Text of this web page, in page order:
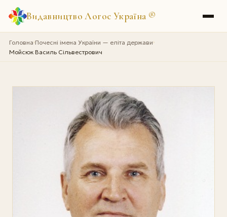
Видавництво Логос Україна ®
Головна›Почесні імена України — еліта держави›
Мойсюк Василь Сільвестрович